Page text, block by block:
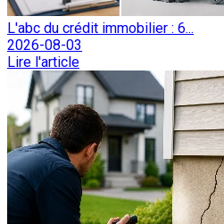
L'abc du crédit immobilier : 6...
2026-08-03
Lire l'article